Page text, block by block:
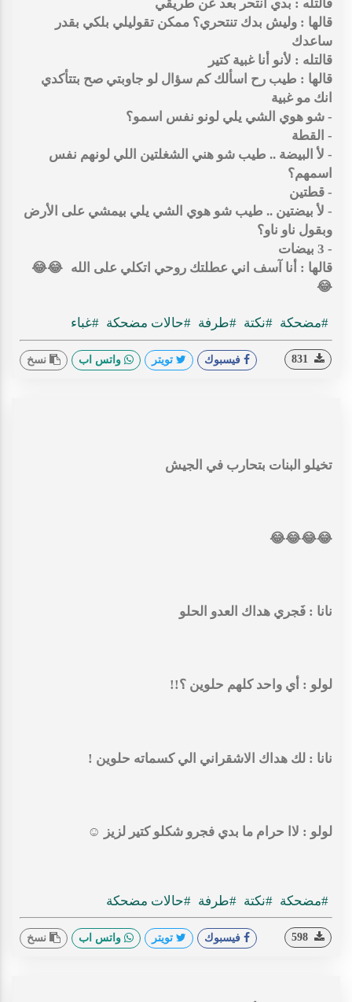
قالتله : بدي انتحر بعد عن طريقي
قالها : وليش بدك تنتحري؟ ممكن تقوليلي بلكي بقدر
ساعدك
قالتله : لأنو أنا غبية كتير
قالها : طيب رح اسألك كم سؤال لو جاوبتي صح بتتأكدي
انك مو غبية
- شو هوي الشي يلي لونو نفس اسمو؟
- القطة
- لأ البيضة .. طيب شو هني الشغلتين اللي لونهم نفس
اسمهم؟
- قطتين
- لأ بيضتين .. طيب شو هوي الشي يلي بيمشي على الأرض
وبقول ناو ناو؟
- 3 بيضات
قالها : أنا آسف اني عطلتك روحي اتكلي على الله 😂😂
😂
#مضحكة #نكتة #طرفة #حالات مضحكة #غباء
فيسبوك تويتر واتس اب نسخ
تخيلو البنات بتحارب في الجيش
😂
😂
😂
😂
نانا : فَجري هداك العدو الحلو
لولو : أي واحد كلهم حلوين ؟!!
نانا : لك هداك الاشقراني الي كسماته حلوين !
لولو : لاا حرام ما بدي فجرو شكلو كتير لزيز ☺️
#مضحكة #نكتة #طرفة #حالات مضحكة
فيسبوك تويتر واتس اب نسخ